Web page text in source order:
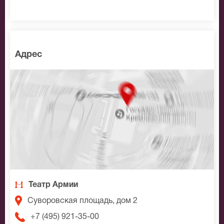
Адрес
Театр Армии
Суворовская площадь, дом 2
+7 (495) 921-35-00